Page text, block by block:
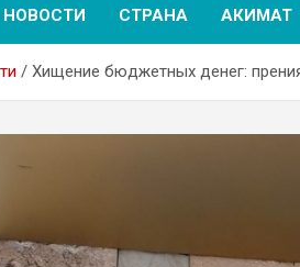
НОВОСТИ СТРАНА АКИМАТ
Хищение бюджетных денег: